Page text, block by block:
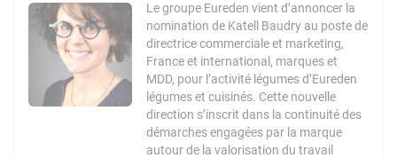
Le groupe Eureden vient d’annoncer la
nomination de Katell Baudry au poste de
directrice commerciale et marketing,
France et international, marques et
MDD, pour l’activité légumes d’Eureden
légumes et cuisinés. Cette nouvelle
direction s’inscrit dans la continuité des
démarches engagées par la marque
autour de la valorisation du travail